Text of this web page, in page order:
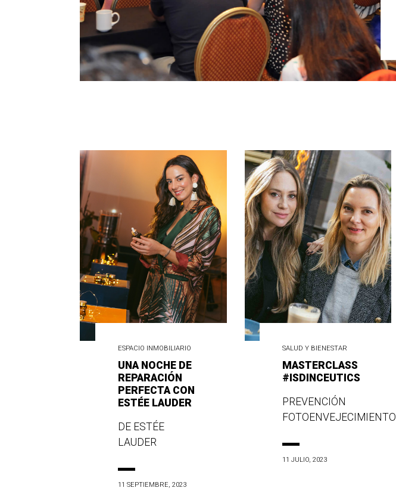
ESPACIO INMOBILIARIO
UNA NOCHE DE
REPARACIÓN
PERFECTA CON
ESTÉE LAUDER
DE ESTÉE
LAUDER
11 SEPTIEMBRE, 2023
SALUD Y BIENESTAR
MASTERCLASS
#ISDINCEUTICS
PREVENCIÓN
FOTOENVEJECIMIENTO
11 JULIO, 2023